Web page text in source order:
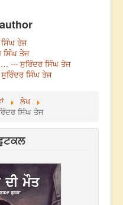
ਤੇਜ
ਸਿੰਘ ਤੇਜ
--- ਸੁਰਿੰਦਰ ਸਿੰਘ ਤੇਜ
ਸਿੰਘ ਤੇਜ
ਲੇਖ
ਸਿੰਘ ਤੇਜ